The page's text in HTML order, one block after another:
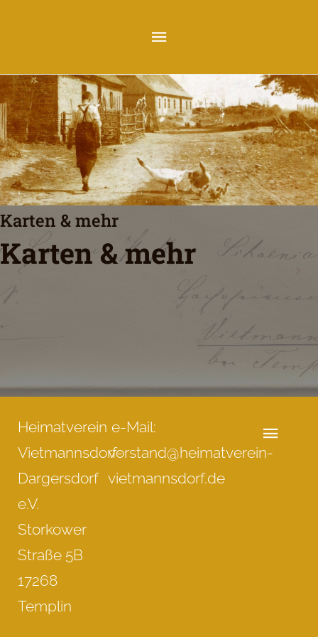
Karten & mehr
Karten & mehr
Heimatverein
Vietmannsdorf-
Dargersdorf
e.V.
Storkower
Straße 5B
17268
Templin
e-Mail:
vorstand@heimatverein-
vietmannsdorf.de